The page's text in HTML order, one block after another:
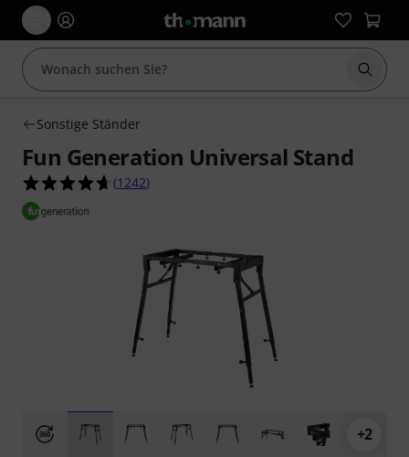
Suche
Sonstige Ständer
Fun Generation Universal Stand
4.6 von 5 Sternen aus 1242
(1242)
+2